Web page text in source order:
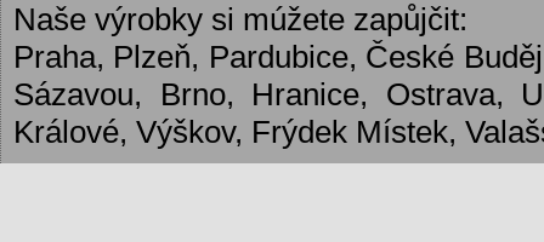
Naše výrobky si múžete zapůjčit:
Praha, Plzeň, Pardubice, České
Sázavou, Brno, Hranice, Ostrava,
Králové, Výškov, Frýdek Místek,